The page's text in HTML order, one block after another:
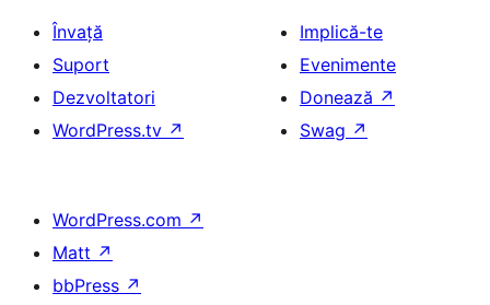
Învață
Suport
Dezvoltatori
WordPress.tv ↗
Implică-te
Evenimente
Donează ↗
Swag ↗
WordPress.com ↗
Matt ↗
bbPress ↗